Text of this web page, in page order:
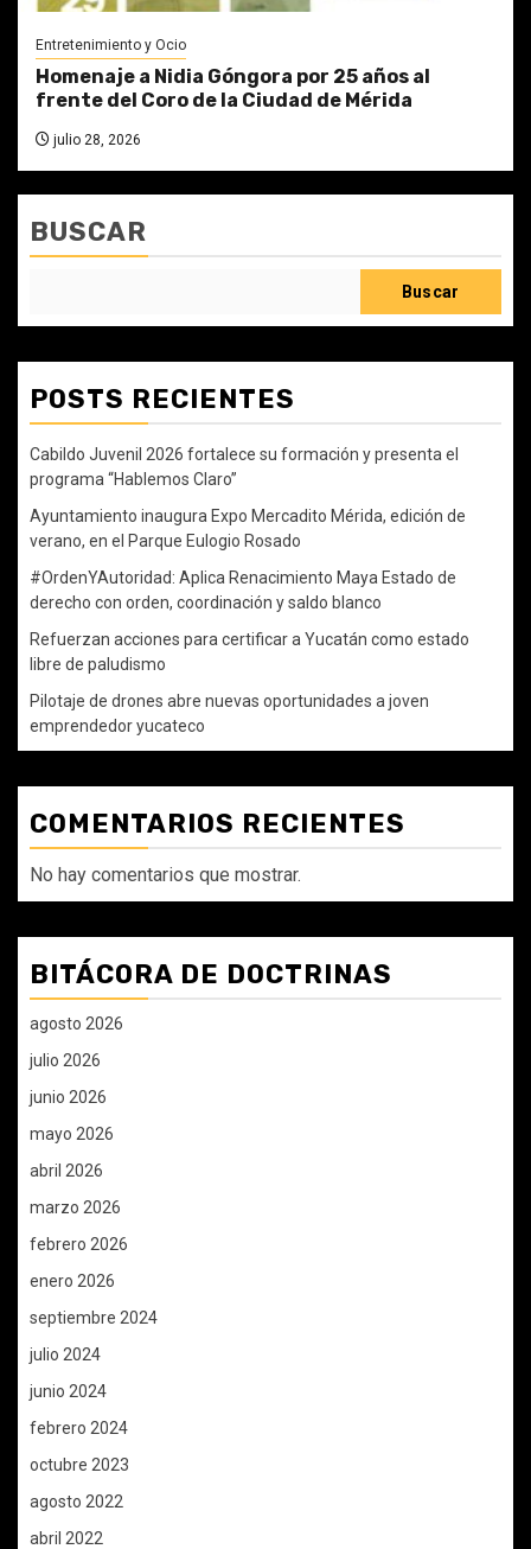
Entretenimiento y Ocio
Homenaje a Nidia Góngora por 25 años al
frente del Coro de la Ciudad de Mérida
julio 28, 2026
BUSCAR
Buscar
POSTS RECIENTES
Cabildo Juvenil 2026 fortalece su formación y presenta el
programa “Hablemos Claro”
Ayuntamiento inaugura Expo Mercadito Mérida, edición de
verano, en el Parque Eulogio Rosado
#OrdenYAutoridad: Aplica Renacimiento Maya Estado de
derecho con orden, coordinación y saldo blanco
Refuerzan acciones para certificar a Yucatán como estado
libre de paludismo
Pilotaje de drones abre nuevas oportunidades a joven
emprendedor yucateco
COMENTARIOS RECIENTES
No hay comentarios que mostrar.
BITÁCORA DE DOCTRINAS
agosto 2026
julio 2026
junio 2026
mayo 2026
abril 2026
marzo 2026
febrero 2026
enero 2026
septiembre 2024
julio 2024
junio 2024
febrero 2024
octubre 2023
agosto 2022
abril 2022